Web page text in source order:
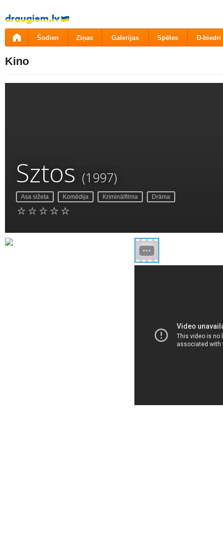
Pāriet
uz
saturu
Šodien Ziņas Galerijas Spēles D-biedri
Kino
Sztos (1997)
Asa sižeta Komēdija Kriminālfilma Drāma